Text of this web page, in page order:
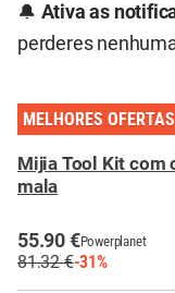
🔔 Ativa as
perderes
MELHORES
Mijia Tool Kit com
mala
55.90 €Powerplanet
81.32 €-31%